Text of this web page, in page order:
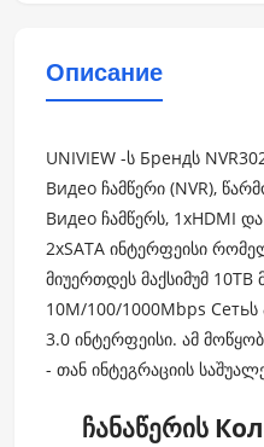
Описание
UNIVIEW -ს Брендს
Видео ჩამწერი (NVR),
Видео ჩამწერს, 1xHDMI
2xSATA ინტერფეისი
მიუერთდეს მაქსიმუმ 10TB
10M/100/1000Mbps
3.0 ინტერფეისი. ამ
- თან ინტეგრაციის
ჩანაწერის